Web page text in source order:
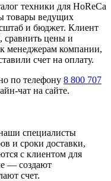
техники для HoReCa
товары ведущих
и бюджет. Клиент
сравнить цены и
к менеджерам компании,
счет на оплату.
по телефону 8 800 707
чат на сайте.
специалисты
и сроки доставки,
с клиентом для
— создают
счет.